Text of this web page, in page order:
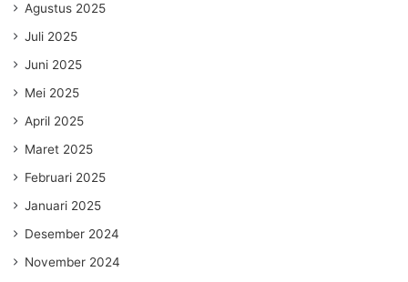
Agustus 2025
Juli 2025
Juni 2025
Mei 2025
April 2025
Maret 2025
Februari 2025
Januari 2025
Desember 2024
November 2024